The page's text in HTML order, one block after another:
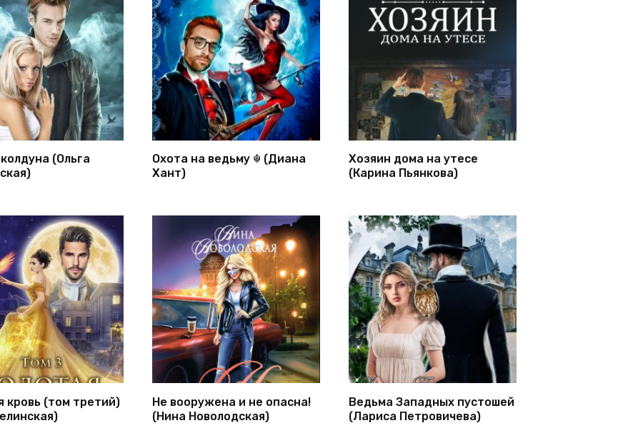
(Ольга
Охота на ведьму ☬ (Диана
Хант)
Хозяин дома на утесе
(Карина Пьянкова)
кровь (том третий)
Не вооружена и не опасна!
(Нина Новолодская)
Ведьма Западных пустошей
(Лариса Петровичева)